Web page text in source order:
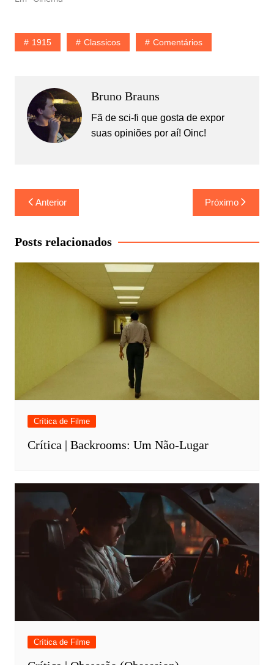
1915 Classicos Comentários
Bruno Brauns
Fã de sci-fi que gosta de expor
suas opiniões por aí! Oinc!
Navegação
de
Post
Anterior Próximo
Posts relacionados
Crítica de Filme
Crítica | Backrooms: Um Não-Lugar
Crítica de Filme